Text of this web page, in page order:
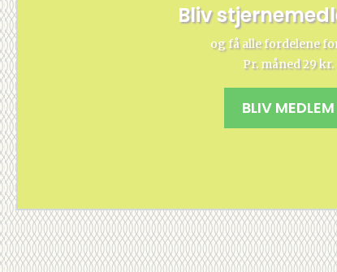
Bliv
og få alle fordelene
Pr. måned 29 kr.
BLIV MEDLEM